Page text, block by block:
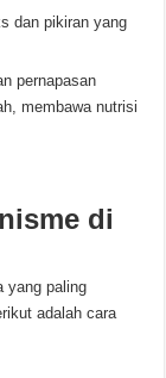
dan pikiran yang
pernapasan
membawa nutrisi
di
yang paling
adalah cara